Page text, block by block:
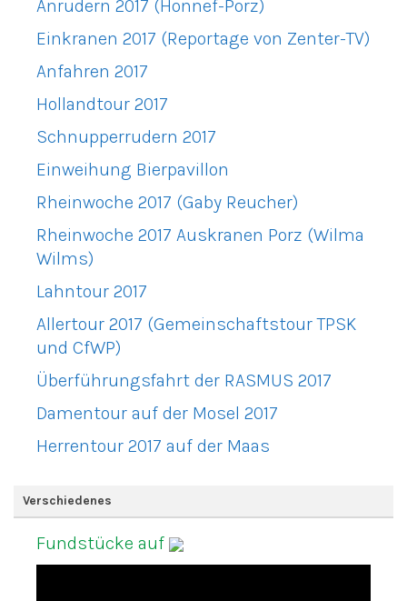
Anrudern 2017 (Honnef-Porz)
Einkranen 2017 (Reportage von Zenter-TV)
Anfahren 2017
Hollandtour 2017
Schnupperrudern 2017
Einweihung Bierpavillon
Rheinwoche 2017 (Gaby Reucher)
Rheinwoche 2017 Auskranen Porz (Wilma
Wilms)
Lahntour 2017
Allertour 2017 (Gemeinschaftstour TPSK
und CfWP)
Überführungsfahrt der RASMUS 2017
Damentour auf der Mosel 2017
Herrentour 2017 auf der Maas
Verschiedenes
Fundstücke auf